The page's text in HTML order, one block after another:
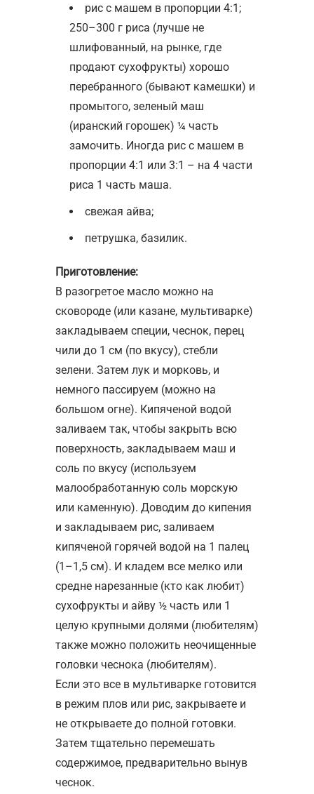
рис с машем в пропорции 4:1;
250–300 г риса (лучше не
шлифованный, на рынке, где
продают сухофрукты) хорошо
перебранного (бывают камешки) и
промытого, зеленый маш
(иранский горошек) ¼ часть
замочить. Иногда рис с машем в
пропорции 4:1 или 3:1 – на 4 части
риса 1 часть маша.
свежая айва;
петрушка, базилик.
Приготовление:
В разогретое масло можно на
сковороде (или казане, мультиварке)
закладываем специи, чеснок, перец
чили до 1 см (по вкусу), стебли
зелени. Затем лук и морковь, и
немного пассируем (можно на
большом огне). Кипяченой водой
заливаем так, чтобы закрыть всю
поверхность, закладываем маш и
соль по вкусу (используем
малообработанную соль морскую
или каменную). Доводим до кипения
и закладываем рис, заливаем
кипяченой горячей водой на 1 палец
(1–1,5 см). И кладем все мелко или
средне нарезанные (кто как любит)
сухофрукты и айву ½ часть или 1
целую крупными долями (любителям)
также можно положить неочищенные
головки чеснока (любителям).
Если это все в мультиварке готовится
в режим плов или рис, закрываете и
не открываете до полной готовки.
Затем тщательно перемешать
содержимое, предварительно вынув
чеснок.